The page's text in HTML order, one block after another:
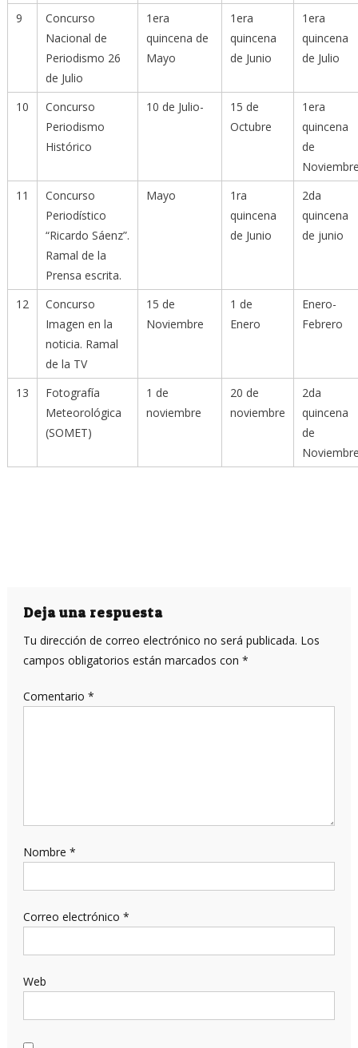
9
Concurso
Nacional de
Periodismo 26
de Julio
1era
quincena de
Mayo
1era
quincena
de Junio
1era
quincena
de Julio
10
Concurso
Periodismo
Histórico
10 de Julio-
15 de
Octubre
1era
quincena
de
11
Concurso
Periodístico
“Ricardo Sáenz”.
Ramal de la
Prensa escrita.
Mayo
1ra
quincena
de Junio
2da
quincena
de junio
12
Concurso
Imagen en la
noticia. Ramal
de la TV
15 de
Noviembre
1 de
Enero
Enero-
Febrero
13
Fotografía
Meteorológica
(SOMET)
1 de
noviembre
20 de
noviembre
2da
quincena
de
Deja una respuesta
Tu dirección de correo electrónico no será publicada. Los
campos obligatorios están marcados con *
Comentario *
Nombre *
Correo electrónico *
Web